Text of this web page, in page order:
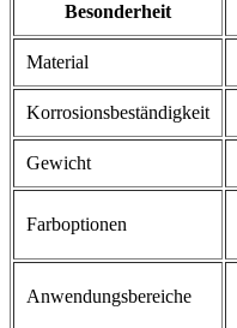
Besonderheit
Material
Korrosionsbeständigkeit
Gewicht
Farboptionen
Anwendungsbereiche